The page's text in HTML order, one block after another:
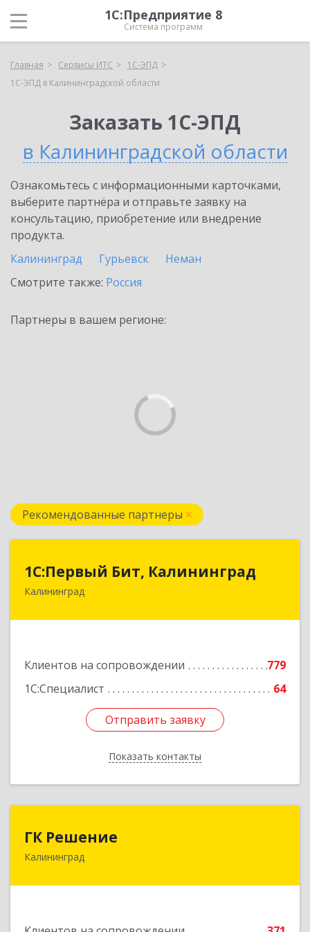
1С:Предприятие 8
Система программ
Главная Сервисы ИТС
1С-ЭПД
1С-ЭПД в Калининградской области
Заказать 1С-ЭПД
в Калининградской области
Ознакомьтесь с информационными карточками,
выберите партнёра и отправьте заявку на
консультацию, приобретение или внедрение
продукта.
Калининград
Гурьевск
Неман
Смотрите также: Россия
Партнеры в вашем регионе:
Рекомендованные партнеры
1С:Первый Бит, Калининград
Калининград
Клиентов на сопровождении
779
1С:Специалист
64
Отправить заявку
Показать контакты
1С:Первый Бит, Калининград
236006, Калининградская обл, Калининград г,
Отправить заявку
Назад
ГК Решение
Калининград
236038, Калининградская обл, Калининград г,